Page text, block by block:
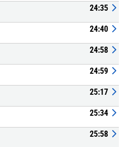
24:35
24:40
24:58
24:59
25:17
25:34
25:58